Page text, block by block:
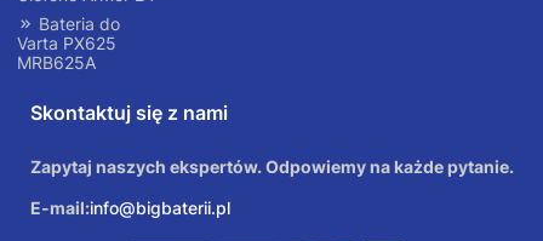
Bateria do
Varta PX625
MRB625A
Skontaktuj się z nami
Zapytaj naszych ekspertów. Odpowiemy na każde pytanie.
E-mail:info@bigbaterii.pl